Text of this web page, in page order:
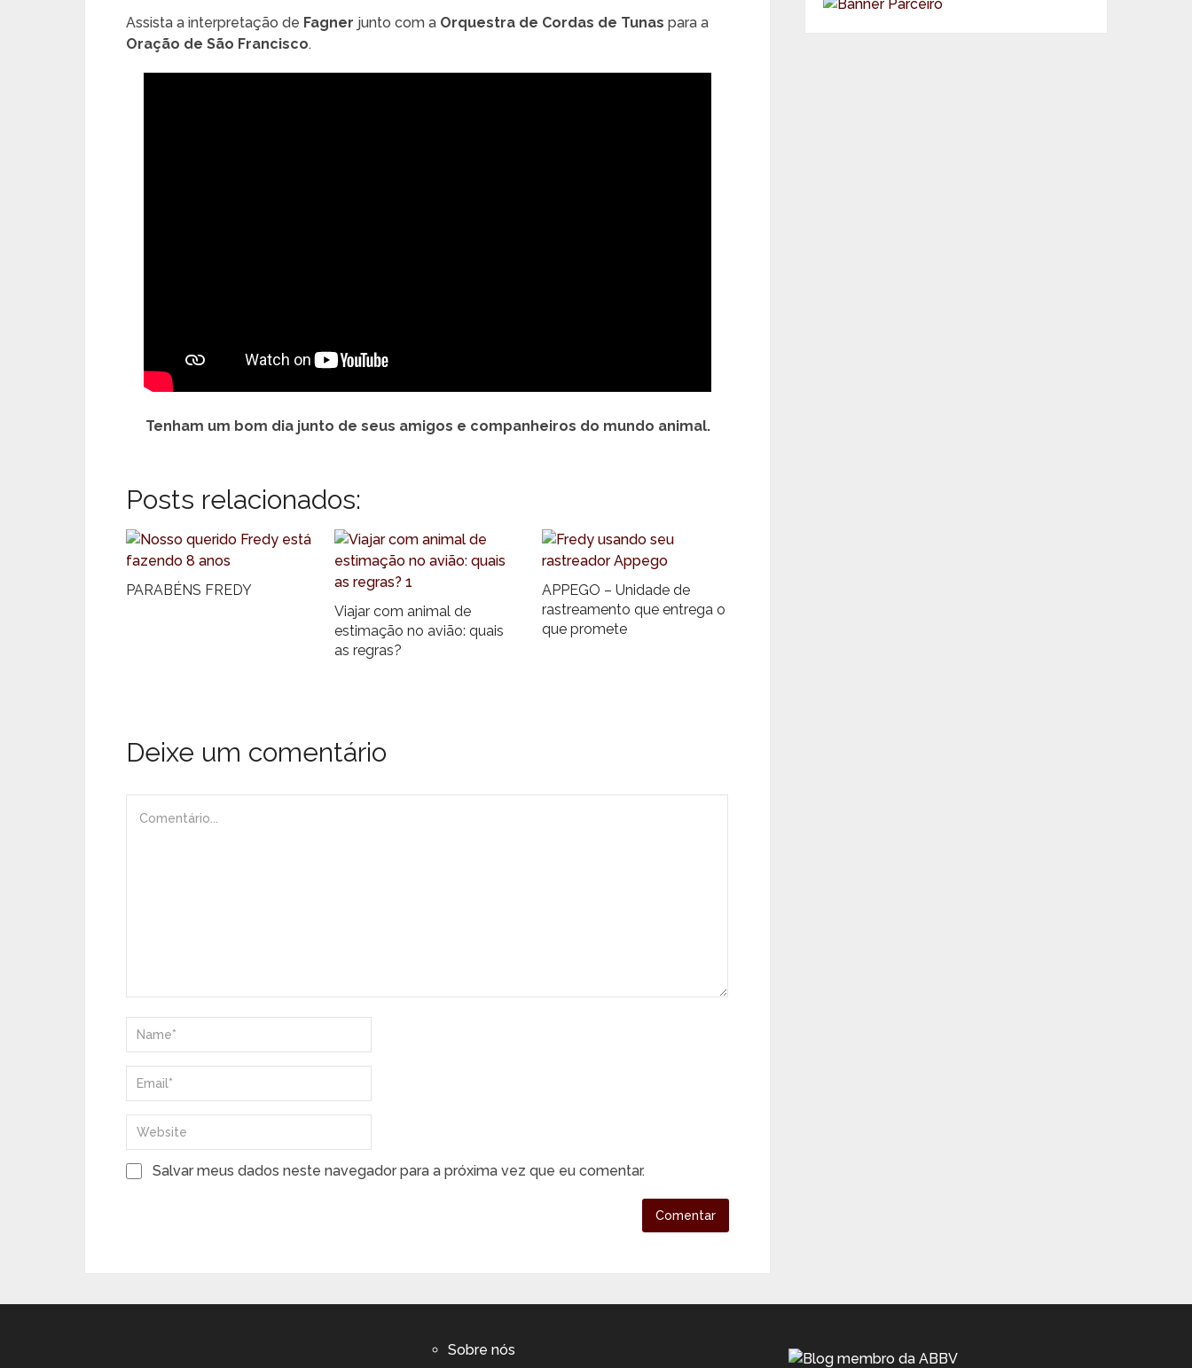
Assista a interpretação de Fagner junto com a Orquestra de Cordas de Tunas para a
Oração de São Francisco.
Tenham um bom dia junto de seus amigos e companheiros do mundo animal.
Posts relacionados:
PARABÉNS FREDY
Viajar com animal de
estimação no avião: quais
as regras?
APPEGO – Unidade de
rastreamento que entrega o
que promete
Deixe um comentário
Salvar meus dados neste navegador para a próxima vez que eu comentar.
Sobre nós